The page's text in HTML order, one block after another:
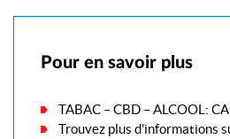
Pour en savoir plus
TABAC – CBD – ALCOOL:
Trouvez plus d'informations